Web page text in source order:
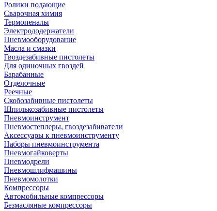
Ролики подающие
Сварочная химия
Термопеналы
Электрододержатели
Пневмооборудование
Масла и смазки
Гвоздезабивные пистолеты
Для одиночных гвоздей
Барабанные
Отделочные
Реечные
Скобозабивные пистолеты
Шпилькозабивные пистолеты
Пневмоинструмент
Пневмостеплеры, гвоздезабиватели
Аксессуары к пневмоинструменту
Наборы пневмоинструмента
Пневмогайковерты
Пневмодрели
Пневмошлифмашины
Пневмомолотки
Компрессоры
Автомобильные компрессоры
Безмасляные компрессоры